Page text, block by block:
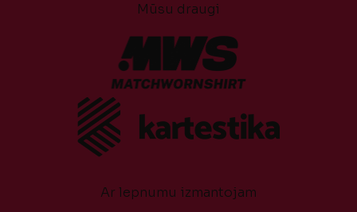
Mūsu draugi
Ar lepnumu izmantojam